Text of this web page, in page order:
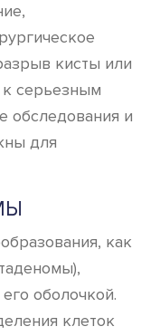
кисты или
к серьезным
обследования и
для
как
оболочкой.
клеток